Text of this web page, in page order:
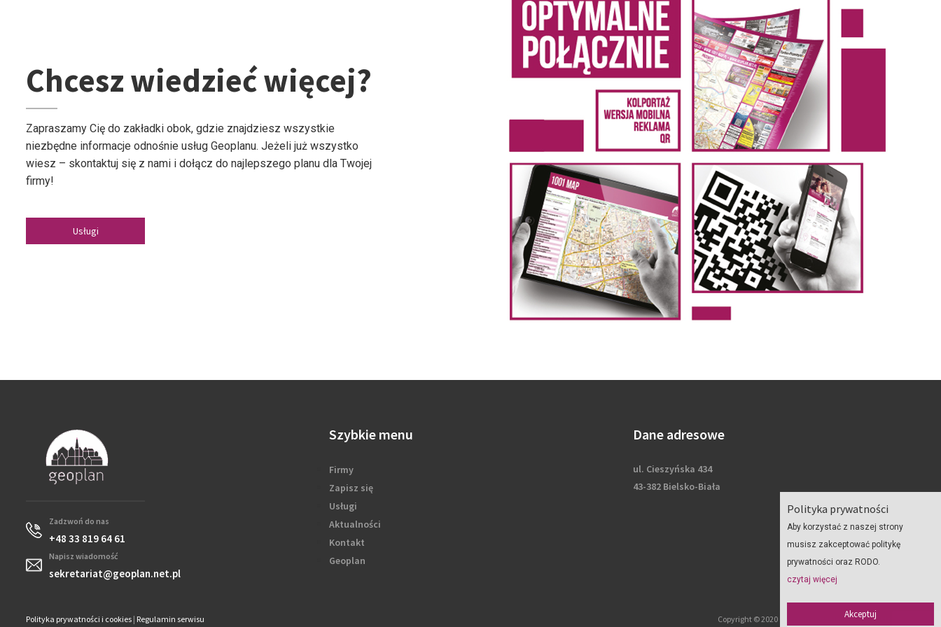
Polityka prywatności
Aby korzystać z naszej strony
musisz zakceptować politykę
prywatności oraz RODO.
czytaj więcej
Akceptuj
Chcesz wiedzieć więcej?
Zapraszamy Cię do zakładki obok, gdzie znajdziesz wszystkie
niezbędne informacje odnośnie usług Geoplanu. Jeżeli już wszystko
wiesz – skontaktuj się z nami i dołącz do najlepszego planu dla Twojej
firmy!
Usługi
Zadzwoń do nas
+48 33 819 64 61
Napisz wiadomość
sekretariat@geoplan.net.pl
Szybkie menu
Firmy
Zapisz się
Usługi
Aktualności
Kontakt
Geoplan
Dane adresowe
ul. Cieszyńska 434
43-382 Bielsko-Biała
Polityka prywatności i cookies | Regulamin serwisu Copyright © 2020 Geoplan - wszelkie prawa zastrzeżone